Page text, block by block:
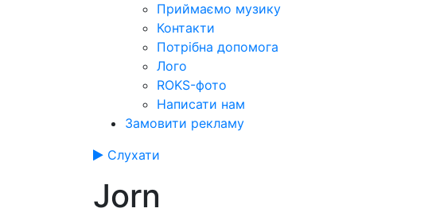
Приймаємо музику
Контакти
Потрібна допомога
Лого
ROKS-фото
Написати нам
Замовити рекламу
Слухати
Jorn